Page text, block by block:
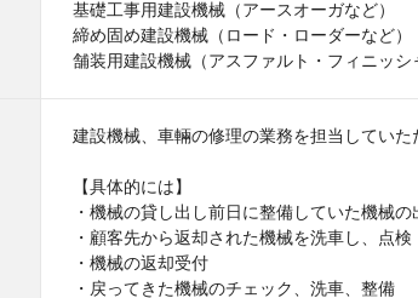
基礎工事用建設機械（アースオーガなど）
締め固め建設機械（ロード・ローダーなど）
舗装用建設機械（アスファルト・フィニッシ
建設機械、車輛の修理の業務を担当していた
【具体的には】
・機械の貸し出し前日に整備していた機械の
・顧客先から返却された機械を洗車し、点
・機械の返却受付
・戻ってきた機械のチェック、洗車、整備